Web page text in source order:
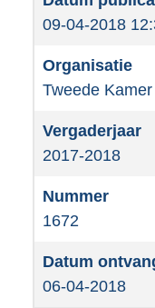
09-04-2018
Tweede
2017-2018
1672
06-04-2018